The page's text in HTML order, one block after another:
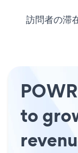
訪問者の滞
to